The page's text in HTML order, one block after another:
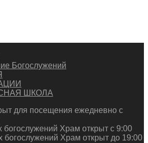
Богослужений
ШКОЛА
для посещения ежедневно с
богослужений Храм открыт с 9:00
богослужений Храм открыт до 19:00